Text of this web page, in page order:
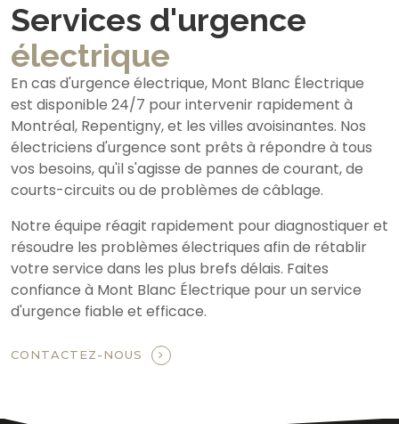
Services d'urgence
électrique
En cas d'urgence électrique, Mont Blanc Électrique
est disponible 24/7 pour intervenir rapidement à
Montréal, Repentigny, et les villes avoisinantes. Nos
électriciens d'urgence sont prêts à répondre à tous
vos besoins, qu'il s'agisse de pannes de courant, de
courts-circuits ou de problèmes de câblage.
Notre équipe réagit rapidement pour diagnostiquer et
résoudre les problèmes électriques afin de rétablir
votre service dans les plus brefs délais. Faites
confiance à Mont Blanc Électrique pour un service
d'urgence fiable et efficace.
CONTACTEZ-NOUS